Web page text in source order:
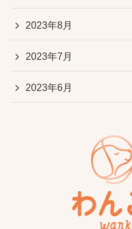
2023年8月
2023年7月
2023年6月